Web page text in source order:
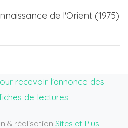
de l'Orient (1975)
recevoir l'annonce des
de lectures
& réalisation Sites et Plus